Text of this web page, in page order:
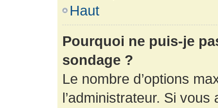
Haut
Pourquoi ne puis-je
sondage ?
Le nombre d’options
l’administrateur. Si